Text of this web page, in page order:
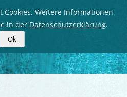
Cookies. Weitere Informationen
in der Datenschutzerklärung.
Ok